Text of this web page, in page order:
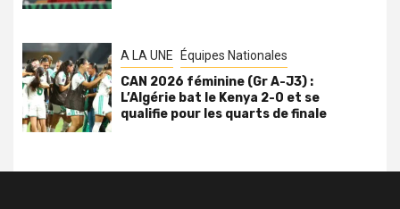
A LA UNE Équipes Nationales
CAN 2026 féminine (Gr A-J3) :
L’Algérie bat le Kenya 2-0 et se
qualifie pour les quarts de finale